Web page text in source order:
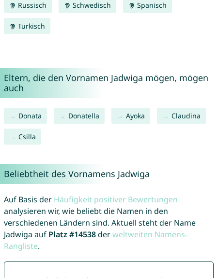
Russisch Schwedisch Spanisch
Türkisch
Eltern, die den Vornamen Jadwiga mögen, mögen
auch
Donata Donatella Ayoka Claudina
Csilla
Beliebtheit des Vornamens Jadwiga
Auf Basis der Häufigkeit positiver Bewertungen
analysieren wir, wie beliebt die Namen in den
verschiedenen Ländern sind. Aktuell steht der Name
Jadwiga auf Platz #14538derweltweiten Namens-
Rangliste.